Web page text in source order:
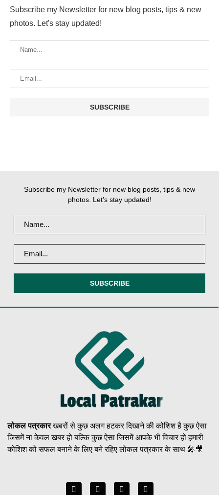
Subscribe my Newsletter for new blog posts, tips & new
photos. Let's stay updated!
Subscribe my Newsletter for new blog posts, tips & new
photos. Let's stay updated!
लोकल पत्रकारखबरों से कुछ अलग हटकर दिखाने की कोशिश है कुछ ऐसा
जिसमें ना केवल खबर हो बल्कि कुछ ऐसा जिसमें आपके भी विचार हो हमारी
कोशिश को सफल बनाने के लिए बने रहिए लोकल पत्रकार के साथ 🎤🎥